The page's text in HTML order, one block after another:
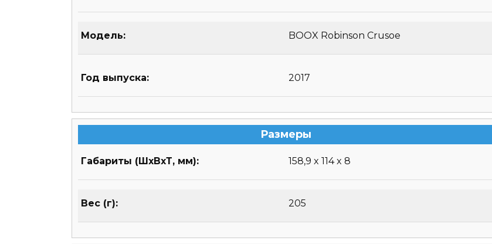
Модель: BOOX Robinson Crusoe
Год выпуска: 2017
Размеры
Габариты (ШхВхТ, мм): 158,9 x 114 x 8
Вес (г): 205